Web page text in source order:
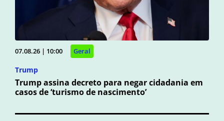
07.08.26 | 10:00 Geral
Trump
Trump assina decreto para negar cidadania em
casos de ‘turismo de nascimento’